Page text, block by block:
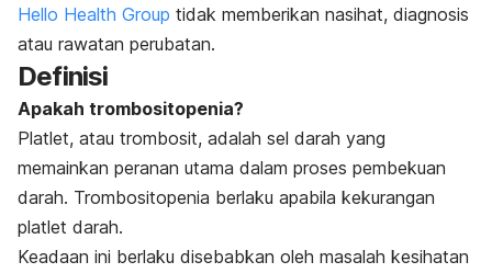
Hello Health Group tidak memberikan nasihat, diagnosis
atau rawatan perubatan.
Definisi
Apakah trombositopenia?
Platlet, atau trombosit, adalah sel darah yang
memainkan peranan utama dalam proses pembekuan
darah. Trombositopenia berlaku apabila kekurangan
platlet darah.
Keadaan ini berlaku disebabkan oleh masalah kesihatan